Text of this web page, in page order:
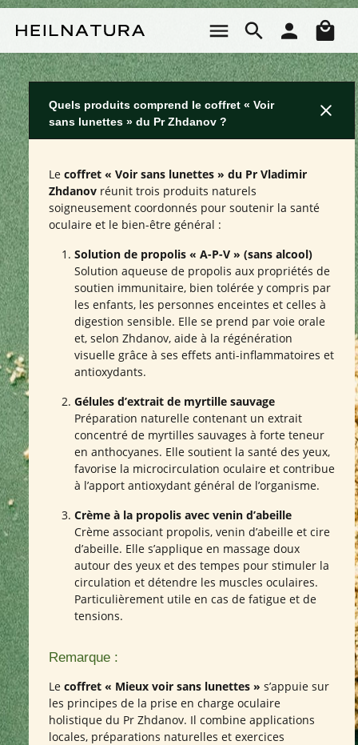
Quels produits comprend le coffret « Voir
sans lunettes » du Pr Zhdanov ?
Le coffret « Voir sans lunettes » du Pr Vladimir
Zhdanov réunit trois produits naturels
soigneusement coordonnés pour soutenir la santé
oculaire et le bien-être général :
Solution de propolis « A-P-V » (sans alcool)
Solution aqueuse de propolis aux propriétés de
soutien immunitaire, bien tolérée y compris par
les enfants, les personnes enceintes et celles à
digestion sensible. Elle se prend par voie orale
et, selon Zhdanov, aide à la régénération
visuelle grâce à ses effets anti-inflammatoires et
antioxydants.
Gélules d’extrait de myrtille sauvage
Préparation naturelle contenant un extrait
concentré de myrtilles sauvages à forte teneur
en anthocyanes. Elle soutient la santé des yeux,
favorise la microcirculation oculaire et contribue
à l’apport antioxydant général de l’organisme.
Crème à la propolis avec venin d’abeille
Crème associant propolis, venin d’abeille et cire
d’abeille. Elle s’applique en massage doux
autour des yeux et des tempes pour stimuler la
circulation et détendre les muscles oculaires.
Particulièrement utile en cas de fatigue et de
tensions.
Remarque :
Le coffret « Mieux voir sans lunettes » s’appuie sur
les principes de la prise en charge oculaire
holistique du Pr Zhdanov. Il combine applications
locales, préparations naturelles et exercices